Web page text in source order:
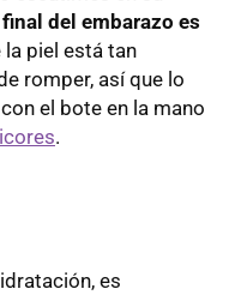
del embarazo es
la piel está tan
romper, así que lo
el bote en la mano
.
es